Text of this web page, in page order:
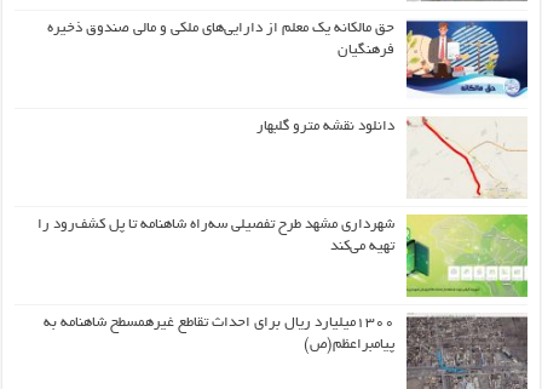
حق مالکانه یک معلم از دارایی‌های ملکی و مالی صندوق ذخیره
فرهنگیان
دانلود نقشه مترو گلبهار
شهرداری مشهد طرح تفصیلی سه‌راه شاهنامه تا پل کشف‌رود را
تهیه می‌کند
۱۳۰۰میلیارد ریال برای احداث تقاطع غیرهمسطح شاهنامه به
پیامبراعظم(ص)